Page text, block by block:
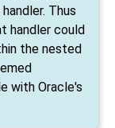
Thus
handler could
the nested
with Oracle's